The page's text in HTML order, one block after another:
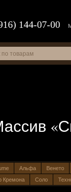
144-07-00
Альфа Венето
Кремона Соло